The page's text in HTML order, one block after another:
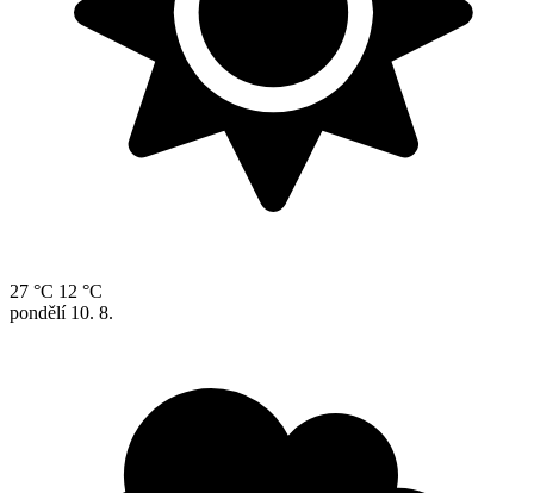
27 °C 12 °C
pondělí 10. 8.